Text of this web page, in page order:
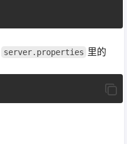
server.properties 里的